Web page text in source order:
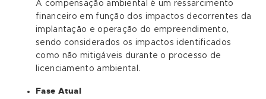
A compensação ambiental é um ressarcimento
financeiro em função dos impactos decorrentes da
implantação e operação do empreendimento,
sendo considerados os impactos identificados
como não mitigáveis durante o processo de
licenciamento ambiental.
Fase Atual